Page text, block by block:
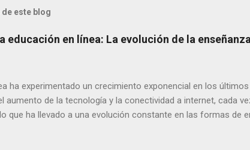
este blog
educación en línea: La evolución de la
ha experimentado un crecimiento exponencial en los
aumento de la tecnología y la conectividad a internet, cada
que ha llevado a una evolución constante en las formas de
conocimientos. Aprendizaje móvil El uso de